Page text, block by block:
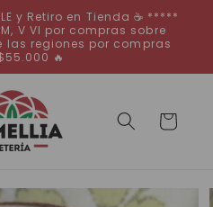
y Retiro en Tienda ☕ *****
V VI por compras sobre
las regiones por compras
🔥
Carrito